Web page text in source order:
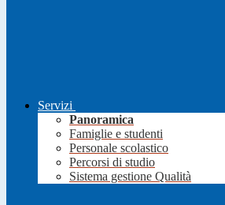
Servizi
Panoramica
Famiglie e studenti
Personale scolastico
Percorsi di studio
Sistema gestione Qualità